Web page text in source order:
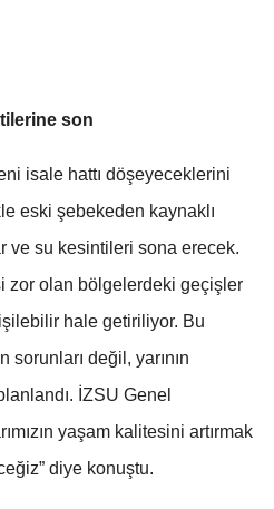
son
isale hattı döşeyeceklerini
eski şebekeden kaynaklı
ve su kesintileri sona erecek.
zor olan bölgelerdeki geçişler
hale getiriliyor. Bu
sorunları değil, yarının
İZSU Genel
yaşam kalitesini artırmak
diye konuştu.